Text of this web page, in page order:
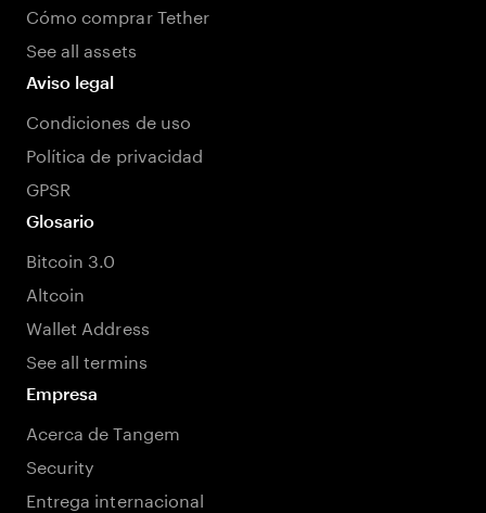
Cómo comprar Tether
See all assets
Aviso legal
Condiciones de uso
Política de privacidad
GPSR
Glosario
Bitcoin 3.0
Altcoin
Wallet Address
See all termins
Empresa
Acerca de Tangem
Security
Entrega internacional